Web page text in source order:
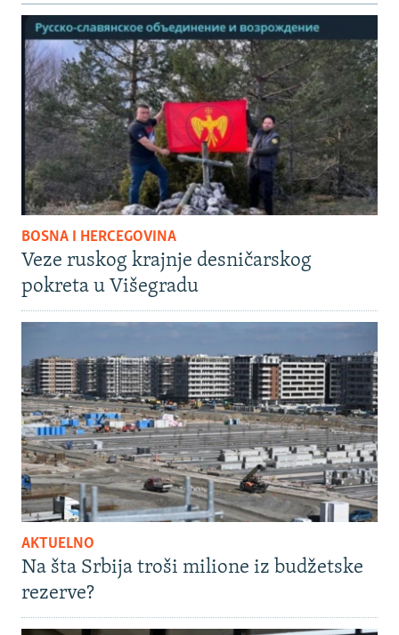
BOSNA I HERCEGOVINA
Veze ruskog krajnje desničarskog
pokreta u Višegradu
AKTUELNO
Na šta Srbija troši milione iz budžetske
rezerve?